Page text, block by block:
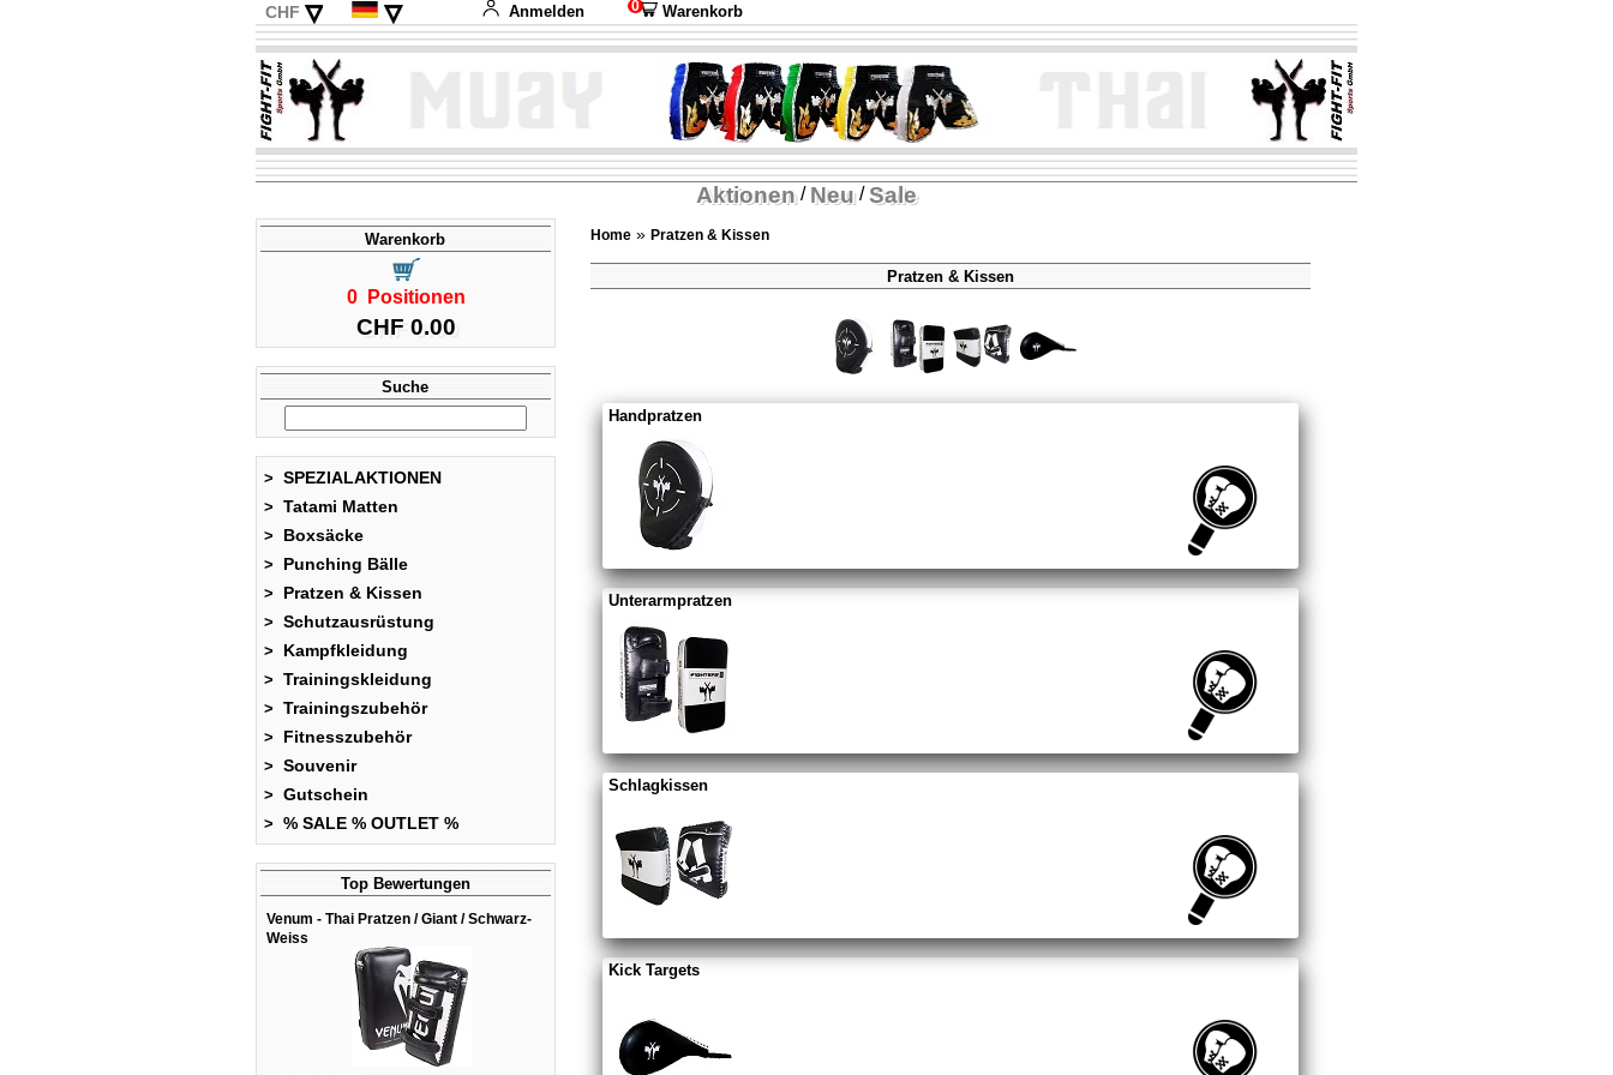
CHF ▿
EUR
USD
▿
English
Anmelden 0 Warenkorb
Aktionen/ Neu/Sale
Warenkorb
0 Positionen
CHF 0.00
Suche
> SPEZIALAKTIONEN
> Tatami Matten
> Boxsäcke
> Punching Bälle
> Pratzen & Kissen
> Schutzausrüstung
> Kampfkleidung
> Trainingskleidung
> Trainingszubehör
> Fitnesszubehör
> Souvenir
> Gutschein
> % SALE % OUTLET %
Top Bewertungen
Venum - Thai Pratzen / Giant / Schwarz-
Weiss
Home » Pratzen & Kissen
Pratzen & Kissen
Handpratzen
Unterarmpratzen
Schlagkissen
Kick Targets